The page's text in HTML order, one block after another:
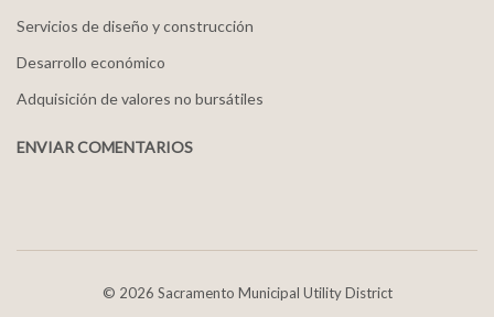
Servicios de diseño y construcción
Desarrollo económico
Adquisición de valores no bursátiles
ENVIAR COMENTARIOS
© 2026 Sacramento Municipal Utility District